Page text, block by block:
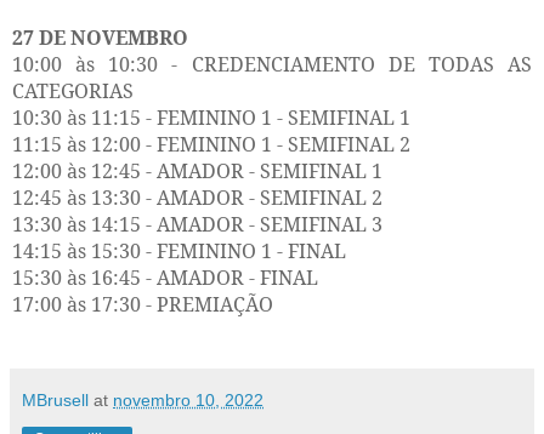
27 DE NOVEMBRO
10:00 às 10:30 - CREDENCIAMENTO DE TODAS AS
CATEGORIAS
10:30 às 11:15 - FEMININO 1 - SEMIFINAL 1
11:15 às 12:00 - FEMININO 1 - SEMIFINAL 2
12:00 às 12:45 - AMADOR - SEMIFINAL 1
12:45 às 13:30 - AMADOR - SEMIFINAL 2
13:30 às 14:15 - AMADOR - SEMIFINAL 3
14:15 às 15:30 - FEMININO 1 - FINAL
15:30 às 16:45 - AMADOR - FINAL
17:00 às 17:30 - PREMIAÇÃO
MBrusell at novembro 10, 2022